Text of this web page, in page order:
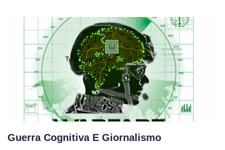
Guerra Cognitiva E Giornalismo